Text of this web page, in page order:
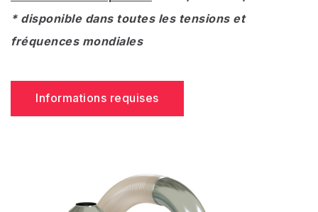
* disponible dans toutes les tensions et
fréquences mondiales
Informations requises